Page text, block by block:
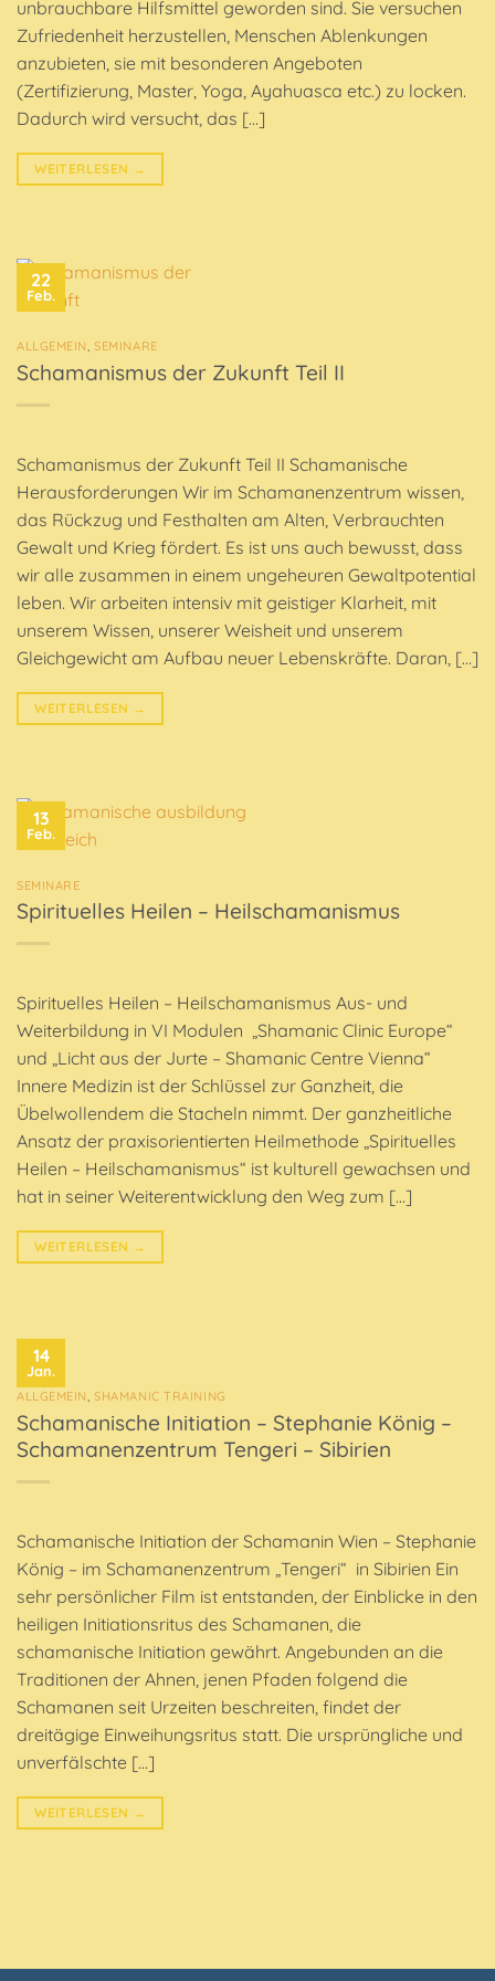
unbrauchbare Hilfsmittel geworden sind. Sie versuchen
Zufriedenheit herzustellen, Menschen Ablenkungen
anzubieten, sie mit besonderen Angeboten
(Zertifizierung, Master, Yoga, Ayahuasca etc.) zu locken.
Dadurch wird versucht, das […]
WEITERLESEN →
22
Feb.
ALLGEMEIN,SEMINARE
Schamanismus der Zukunft Teil II
Schamanismus der Zukunft Teil II Schamanische
Herausforderungen Wir im Schamanenzentrum wissen,
das Rückzug und Festhalten am Alten, Verbrauchten
Gewalt und Krieg fördert. Es ist uns auch bewusst, dass
wir alle zusammen in einem ungeheuren Gewaltpotential
leben. Wir arbeiten intensiv mit geistiger Klarheit, mit
unserem Wissen, unserer Weisheit und unserem
Gleichgewicht am Aufbau neuer Lebenskräfte. Daran, […]
WEITERLESEN →
13
Feb.
SEMINARE
Spirituelles Heilen – Heilschamanismus
Spirituelles Heilen – Heilschamanismus Aus- und
Weiterbildung in VI Modulen „Shamanic Clinic Europe“
und „Licht aus der Jurte – Shamanic Centre Vienna“
Innere Medizin ist der Schlüssel zur Ganzheit, die
Übelwollendem die Stacheln nimmt. Der ganzheitliche
Ansatz der praxisorientierten Heilmethode „Spirituelles
Heilen – Heilschamanismus“ ist kulturell gewachsen und
hat in seiner Weiterentwicklung den Weg zum […]
WEITERLESEN →
14
Jan.
ALLGEMEIN,SHAMANIC TRAINING
Schamanische Initiation – Stephanie König –
Schamanenzentrum Tengeri – Sibirien
Schamanische Initiation der Schamanin Wien – Stephanie
König – im Schamanenzentrum „Tengeri“ in Sibirien Ein
sehr persönlicher Film ist entstanden, der Einblicke in den
heiligen Initiationsritus des Schamanen, die
schamanische Initiation gewährt. Angebunden an die
Traditionen der Ahnen, jenen Pfaden folgend die
Schamanen seit Urzeiten beschreiten, findet der
dreitägige Einweihungsritus statt. Die ursprüngliche und
unverfälschte […]
WEITERLESEN →